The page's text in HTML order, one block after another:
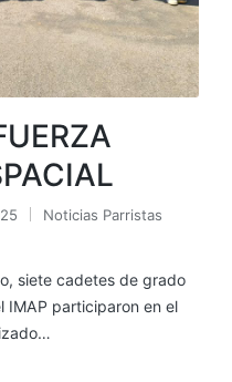
Noticias Parristas
siete cadetes de grado
IMAP participaron en el